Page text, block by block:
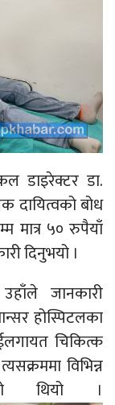
डाइरेक्टर डा.
दायित्वको बोध
मात्र ५० रुपैयाँ
दिनुभयो ।
जानकारी
होस्पिटलका
चिकित्क
विभिन्न
थियो ।